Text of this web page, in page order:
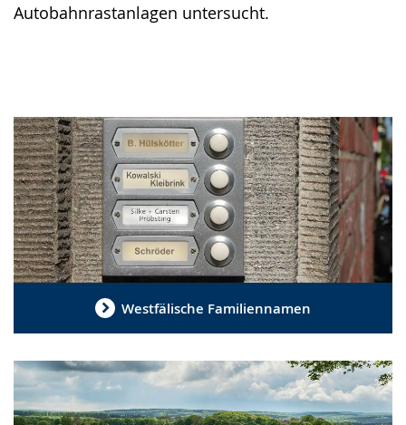
Autobahnrastanlagen untersucht.
Westfälische Familiennamen